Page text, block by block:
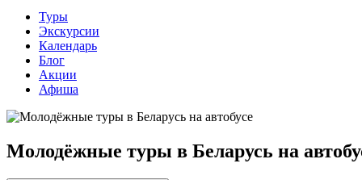
Туры
Экскурсии
Календарь
Блог
Акции
Афиша
Молодёжные туры в Беларусь на